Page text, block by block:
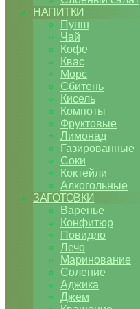
НАПИТКИ
Пунш
Чай
Кофе
Квас
Морс
Сбитень
Кисель
Компоты
Фруктовые
Лимонад
Газированные
Соки
Коктейли
Алкогольные
ЗАГОТОВКИ
Варенье
Конфитюр
Повидло
Лечо
Маринование
Соление
Аджика
Джем